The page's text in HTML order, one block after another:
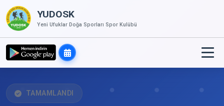
YUDOSK
Yeni Ufuklar Doğa Sporları Spor Kulübü
TAMAMLANDI